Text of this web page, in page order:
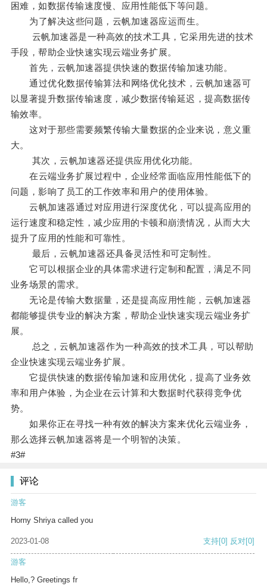
困难，如数据传输速度慢、应用性能低下等问题。
为了解决这些问题，云帆加速器应运而生。
云帆加速器是一种高效的技术工具，它采用先进的技术
手段，帮助企业快速实现云端业务扩展。
首先，云帆加速器提供快速的数据传输加速功能。
通过优化数据传输算法和网络优化技术，云帆加速器可
以显著提升数据传输速度，减少数据传输延迟，提高数据传
输效率。
这对于那些需要频繁传输大量数据的企业来说，意义重
大。
其次，云帆加速器还提供应用优化功能。
在云端业务扩展过程中，企业经常面临应用性能低下的
问题，影响了员工的工作效率和用户的使用体验。
云帆加速器通过对应用进行深度优化，可以提高应用的
运行速度和稳定性，减少应用的卡顿和崩溃情况，从而大大
提升了应用的性能和可靠性。
最后，云帆加速器还具备灵活性和可定制性。
它可以根据企业的具体需求进行定制和配置，满足不同
业务场景的需求。
无论是传输大数据量，还是提高应用性能，云帆加速器
都能够提供专业的解决方案，帮助企业快速实现云端业务扩
展。
总之，云帆加速器作为一种高效的技术工具，可以帮助
企业快速实现云端业务扩展。
它提供快速的数据传输加速和应用优化，提高了业务效
率和用户体验，为企业在云计算和大数据时代获得竞争优
势。
如果你正在寻找一种有效的解决方案来优化云端业务，
那么选择云帆加速器将是一个明智的决策。
#3#
评论
游客
Horny Shriya called you
2023-01-08 支持[0] 反对[0]
游客
Hello,? Greetings fr